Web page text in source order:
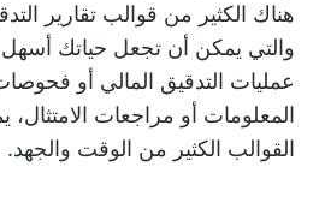
هناك الكثير من قوالب تقارير
والتي يمكن أن تجعل حياتك
عمليات التدقيق المالي أو
المعلومات أو مراجعات
القوالب الكثير من الوقت والجهد.